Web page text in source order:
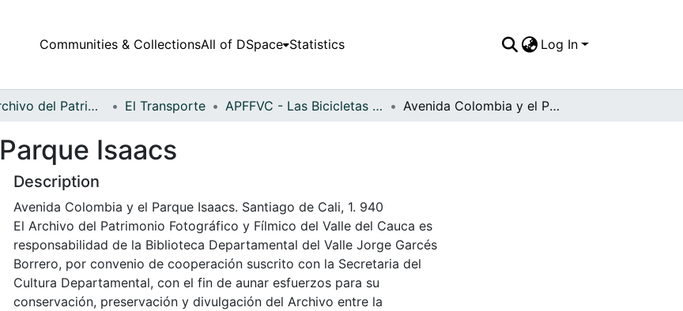
Communities & CollectionsAll of DSpace Statistics Log In
Fondo Archivo del Patrimonio Fotográfico y Fílmico del Valle del Cauca El Transporte APFFVC - Las Bicicletas y Ca - Patrimonial Avenida Colombia y el Parque Isaacs
Isaacs
Description
Avenida Colombia y el Parque Isaacs. Santiago de Cali, 1. 940
El Archivo del Patrimonio Fotográfico y Fílmico del Valle del Cauca es
responsabilidad de la Biblioteca Departamental del Valle Jorge Garcés
Borrero, por convenio de cooperación suscrito con la Secretaria del
Cultura Departamental, con el fin de aunar esfuerzos para su
conservación, preservación y divulgación del Archivo entre la